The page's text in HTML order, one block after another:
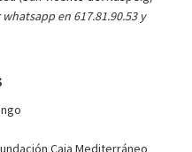
en 617.81.90.53 y
Caja Mediterráneo